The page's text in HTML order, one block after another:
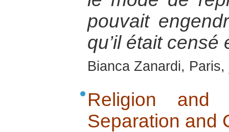
pouvait
qu’il était censé
Bianca Zanardi,
Religion and
Separation and